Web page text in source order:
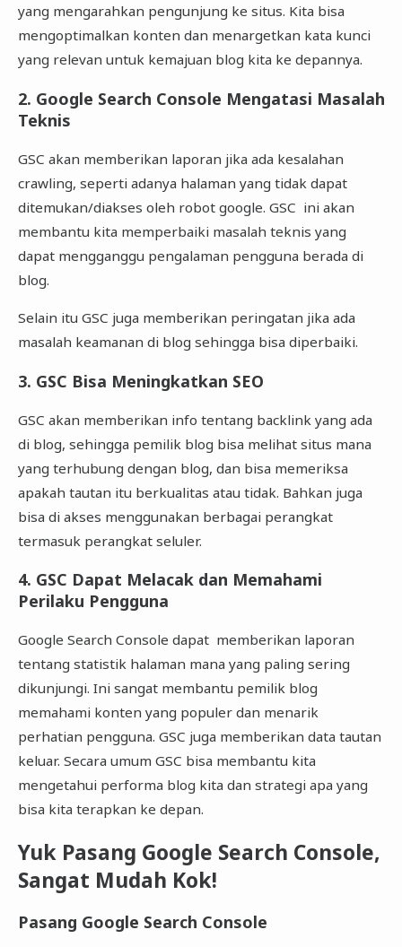
yang mengarahkan pengunjung ke situs. Kita bisa
mengoptimalkan konten dan menargetkan kata kunci
yang relevan untuk kemajuan blog kita ke depannya.
2. Google Search Console Mengatasi Masalah
Teknis
GSC akan memberikan laporan jika ada kesalahan
crawling, seperti adanya halaman yang tidak dapat
ditemukan/diakses oleh robot google. GSC ini akan
membantu kita memperbaiki masalah teknis yang
dapat mengganggu pengalaman pengguna berada di
blog.
Selain itu GSC juga memberikan peringatan jika ada
masalah keamanan di blog sehingga bisa diperbaiki.
3. GSC Bisa Meningkatkan SEO
GSC akan memberikan info tentang backlink yang ada
di blog, sehingga pemilik blog bisa melihat situs mana
yang terhubung dengan blog, dan bisa memeriksa
apakah tautan itu berkualitas atau tidak. Bahkan juga
bisa di akses menggunakan berbagai perangkat
termasuk perangkat seluler.
4. GSC Dapat Melacak dan Memahami
Perilaku Pengguna
Google Search Console dapat memberikan laporan
tentang statistik halaman mana yang paling sering
dikunjungi. Ini sangat membantu pemilik blog
memahami konten yang populer dan menarik
perhatian pengguna. GSC juga memberikan data tautan
keluar. Secara umum GSC bisa membantu kita
mengetahui performa blog kita dan strategi apa yang
bisa kita terapkan ke depan.
Yuk Pasang Google Search Console,
Sangat Mudah Kok!
Pasang Google Search Console